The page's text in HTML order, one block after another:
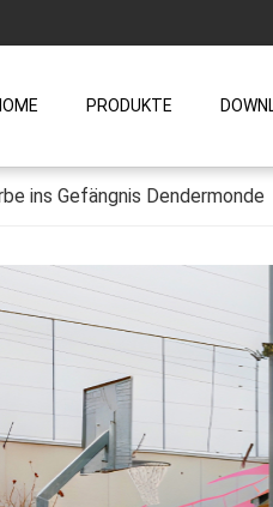
PRODUKTE
ins Gefängnis Dendermonde